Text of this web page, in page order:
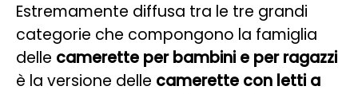
Estremamente diffusa tra le tre grandi
categorie che compongono la famiglia
delle camerette per bambini e per ragazzi
è la versione delle camerette con letti a